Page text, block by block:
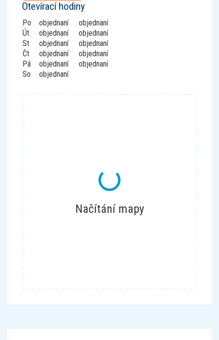
Otevírací hodiny
Po objednaní
objednaní
Út
objednaní
objednaní
St
objednaní
objednaní
Čt
objednaní
objednaní
Pá
objednaní
objednaní
So
objednaní
Načítání mapy